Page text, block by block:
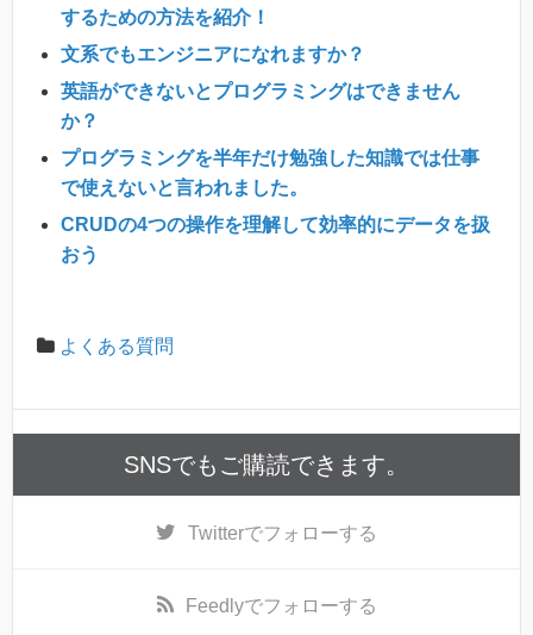
するための方法を紹介！
文系でもエンジニアになれますか？
英語ができないとプログラミングはできません
か？
プログラミングを半年だけ勉強した知識では仕事
で使えないと言われました。
CRUDの4つの操作を理解して効率的にデータを扱
おう
よくある質問
SNSでもご購読できます。
Twitterでフォローする
Feedlyでフォローする